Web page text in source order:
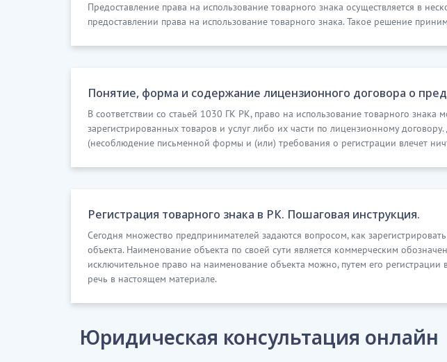
Предоставление права на использование товарного знака осуществляется в
предоставлении права на использование товарного знака. Такое решение
Понятие, форма и содержание лицензионного договора о
В соответствии со стаьей 1030 ГК РК, право на использование товарного
зарегистрированных товаров и услуг либо их части по лицензионному
(несоблюдение письменной формы и (или) требования о регистрации влечет
Регистрация товарного знака в РК. Пошаговая инструкция.
Сегодня множество предпринимателей задаются вопросом, как
объекта. Наименование объекта по своей сути является коммерческим
исключительное право на наименование объекта можно, путем его
речь в настоящем материале.
Юридическая консультация онлайн